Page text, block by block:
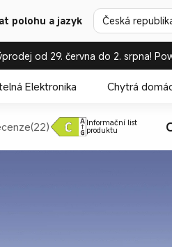
polohu a jazyk Česká
od 29. června do 2. srpna!
Elektronika Chytrá
Informační list
produktu